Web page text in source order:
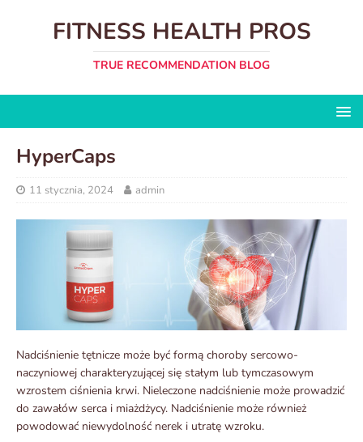
FITNESS HEALTH PROS
TRUE RECOMMENDATION BLOG
HyperCaps
11 stycznia, 2024 admin
Nadciśnienie tętnicze może być formą choroby sercowo-
naczyniowej charakteryzującej się stałym lub tymczasowym
wzrostem ciśnienia krwi. Nieleczone nadciśnienie może prowadzić
do zawałów serca i miażdżycy. Nadciśnienie może również
powodować niewydolność nerek i utratę wzroku.